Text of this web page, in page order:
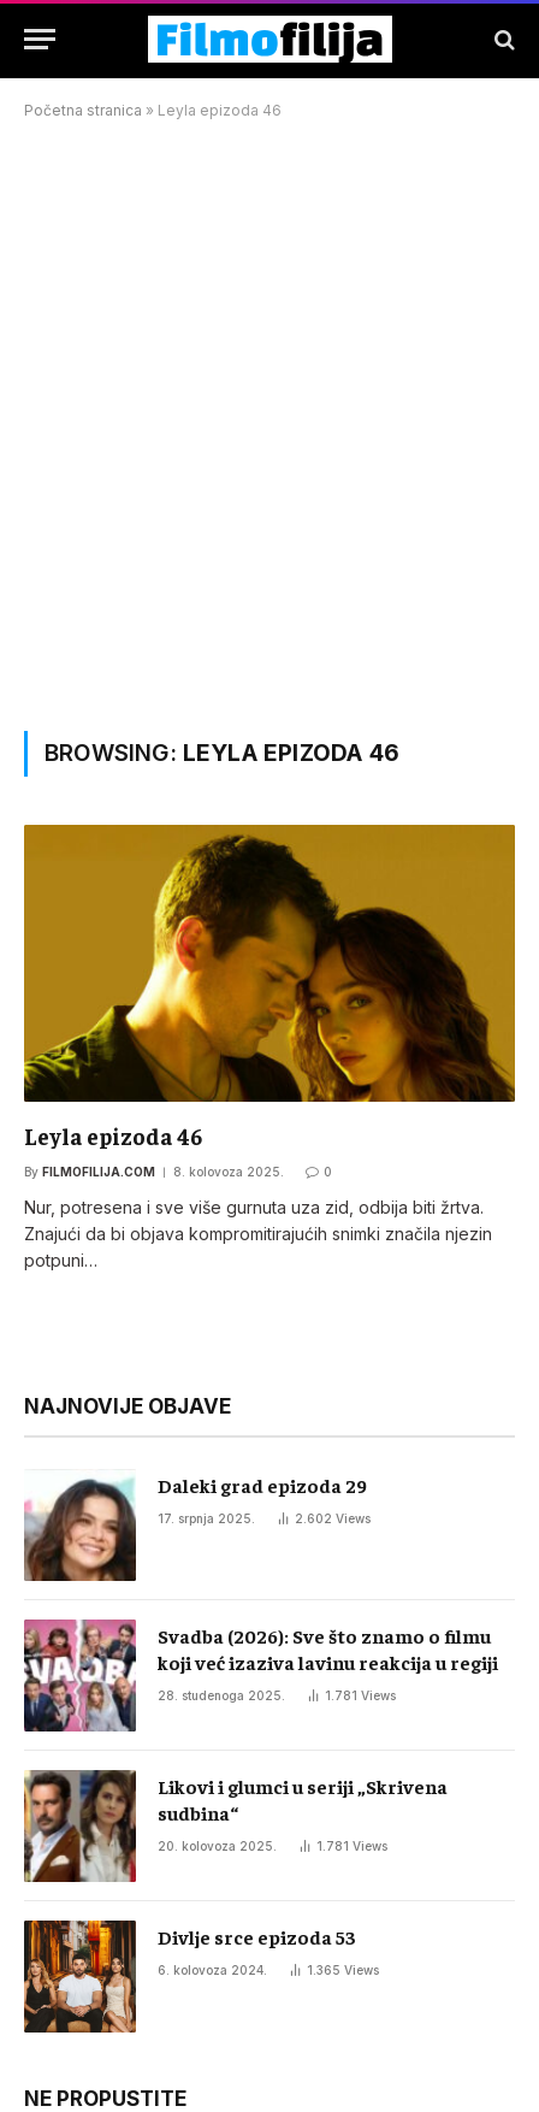
Početna stranica » Leyla epizoda 46
BROWSING: LEYLA EPIZODA 46
Leyla epizoda 46
By FILMOFILIJA.COM 8. kolovoza 2025. 0
Nur, potresena i sve više gurnuta uza zid, odbija biti žrtva.
Znajući da bi objava kompromitirajućih snimki značila njezin
potpuni…
NAJNOVIJE OBJAVE
Daleki grad epizoda 29
17. srpnja 2025. 2.602 Views
Svadba (2026): Sve što znamo o filmu
koji već izaziva lavinu reakcija u regiji
28. studenoga 2025. 1.781 Views
Likovi i glumci u seriji „Skrivena
sudbina“
20. kolovoza 2025. 1.781 Views
Divlje srce epizoda 53
6. kolovoza 2024. 1.365 Views
NE PROPUSTITE